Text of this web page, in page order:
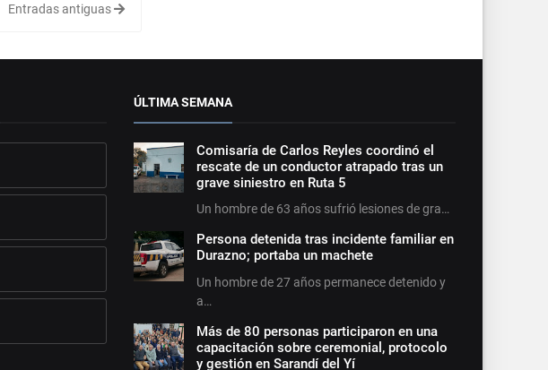
Entradas antiguas
ÚLTIMA SEMANA
Comisaría de Carlos Reyles coordinó el
rescate de un conductor atrapado tras un
grave siniestro en Ruta 5
Un hombre de 63 años sufrió lesiones de gra…
Persona detenida tras incidente familiar en
Durazno; portaba un machete
Un hombre de 27 años permanece detenido y
a…
Más de 80 personas participaron en una
capacitación sobre ceremonial, protocolo
y gestión en Sarandí del Yí